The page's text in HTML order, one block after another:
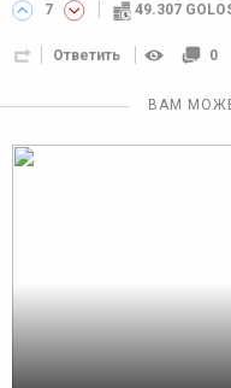
7 49.307
Ответить 0
ВАМ